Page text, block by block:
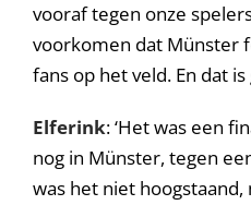
vooraf tegen onze
voorkomen dat Münster
fans op het veld. En dat is
Elferink: ‘Het was een
nog in Münster, tegen
was het niet